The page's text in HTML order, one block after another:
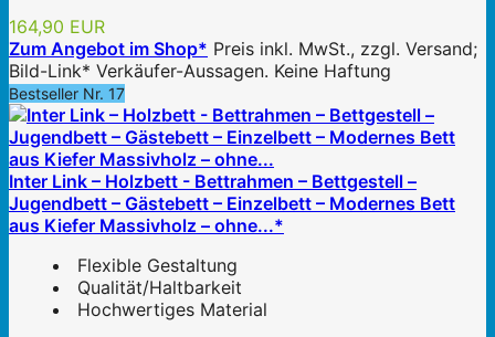
164,90 EUR
Zum Angebot im Shop* Preis inkl. MwSt., zzgl. Versand;
Bild-Link* Verkäufer-Aussagen. Keine Haftung
Bestseller Nr. 17
Inter Link – Holzbett - Bettrahmen – Bettgestell –
Jugendbett – Gästebett – Einzelbett – Modernes Bett
aus Kiefer Massivholz – ohne...*
Flexible Gestaltung
Qualität/Haltbarkeit
Hochwertiges Material